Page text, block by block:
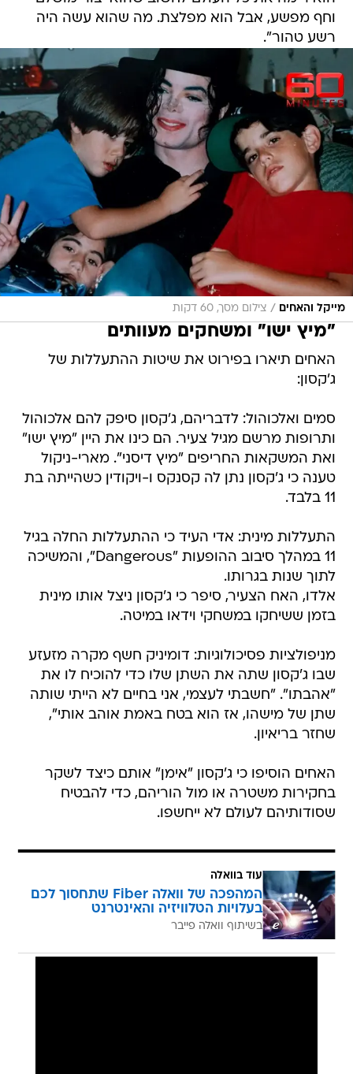
וחף מפשע, אבל הוא מפלצת. מה שהוא עשה היה
רשע טהור".
מייקל והאחים / צילום מסך, 60 דקות
"מיץ ישו" ומשחקים מעוותים
האחים תיארו בפירוט את שיטות ההתעללות של
ג'קסון:
סמים ואלכוהול: לדבריהם, ג'קסון סיפק להם אלכוהול
ותרופות מרשם מגיל צעיר. הם כינו את היין "מיץ ישו"
ואת המשקאות החריפים "מיץ דיסני". מארי-ניקול
טענה כי ג'קסון נתן לה קסנקס ו-ויקודין כשהייתה בת
11 בלבד.
התעללות מינית: אדי העיד כי ההתעללות החלה בגיל
11 במהלך סיבוב ההופעות "Dangerous", והמשיכה
לתוך שנות בגרותו.
אלדו, האח הצעיר, סיפר כי ג'קסון ניצל אותו מינית
בזמן ששיחקו במשחקי וידאו במיטה.
מניפולציות פסיכולוגיות: דומיניק חשף מקרה מזעזע
שבו ג'קסון שתה את השתן שלו כדי להוכיח לו את
"אהבתו". "חשבתי לעצמי, אני בחיים לא הייתי שותה
שתן של מישהו, אז הוא בטח באמת אוהב אותי",
שחזר בריאיון.
האחים הוסיפו כי ג'קסון "אימן" אותם כיצד לשקר
בחקירות משטרה או מול הוריהם, כדי להבטיח
שסודותיהם לעולם לא ייחשפו.
עוד בוואלה
המהפכה של וואלה Fiber שתחסוך לכם
בעלויות הטלוויזיה והאינטרנט
בשיתוף וואלה פייבר